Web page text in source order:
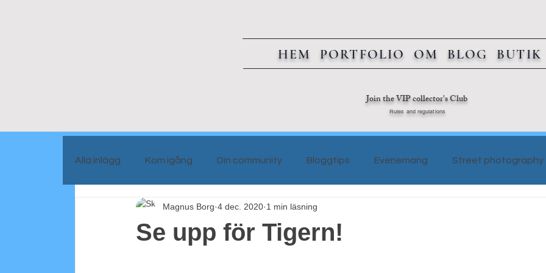
HEM PORTFOLIO OM BLOG BUTIK
Join the VIP collector's Club
Rules and regulations
Alla inlägg Kom igång Din community Bloggtips Evenemang Street photography
Portrait people Blog info
Se upp för Tigern!
Magnus Borg 4 dec. 2020 1 min läsning